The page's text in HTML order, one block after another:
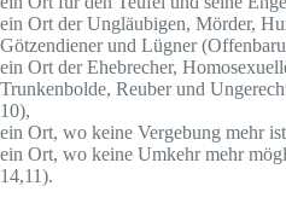
ein Ort der Ungläubigen, Mörder,
Götzendiener und Lügner
ein Ort der Ehebrecher,
Trunkenbolde, Reuber und
10),
ein Ort, wo keine Vergebung mehr
ein Ort, wo keine Umkehr mehr
14,11).